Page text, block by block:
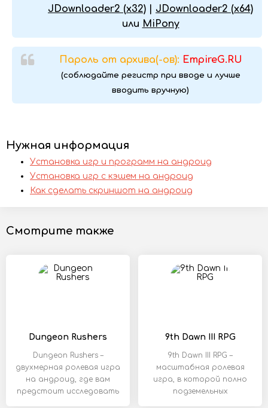
JDownloader2 (x32)
JDownloader2 (x64)
или MiPony
Пароль от архива(-ов): EmpireG.RU
(соблюдайте регистр при вводе и лучше
вводить вручную)
Нужная информация
Установка игр и программ на андроид
Установка игр с кэшем на андроид
Как сделать скриншот на андроид
Смотрите также
Dungeon Rushers
Dungeon Rushers –
двухмерная ролевая игра
на андроид, где вам
предстоит исследовать
9th Dawn III RPG
9th Dawn III RPG –
масштабная ролевая
игра, в которой полно
подземельных